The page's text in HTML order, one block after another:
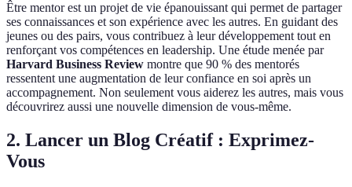
Être mentor est un projet de vie épanouissant qui permet de partager
ses connaissances et son expérience avec les autres. En guidant des
jeunes ou des pairs, vous contribuez à leur développement tout en
renforçant vos compétences en leadership. Une étude menée par
Harvard Business Review montre que 90 % des mentorés
ressentent une augmentation de leur confiance en soi après un
accompagnement. Non seulement vous aiderez les autres, mais vous
découvrirez aussi une nouvelle dimension de vous-même.
2. Lancer un Blog Créatif : Exprimez-
Vous